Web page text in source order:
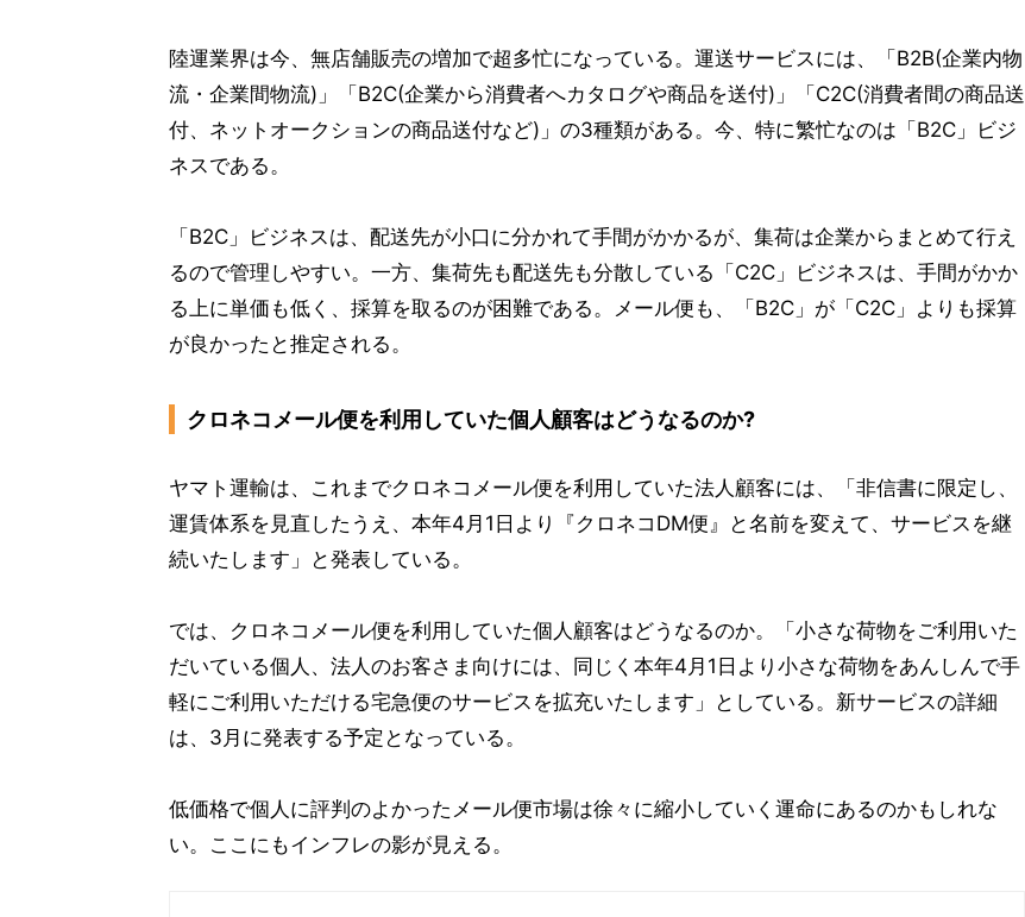
陸運業界は今、無店舗販売の増加で超多忙になっている。運送サービスには、「B2B(企業内物
流・企業間物流)」「B2C(企業から消費者へカタログや商品を送付)」「C2C(消費者間の商品送
付、ネットオークションの商品送付など)」の3種類がある。今、特に繁忙なのは「B2C」ビジ
ネスである。
「B2C」ビジネスは、配送先が小口に分かれて手間がかかるが、集荷は企業からまとめて行え
るので管理しやすい。一方、集荷先も配送先も分散している「C2C」ビジネスは、手間がかか
る上に単価も低く、採算を取るのが困難である。メール便も、「B2C」が「C2C」よりも採算
が良かったと推定される。
クロネコメール便を利用していた個人顧客はどうなるのか?
ヤマト運輸は、これまでクロネコメール便を利用していた法人顧客には、「非信書に限定し、
運賃体系を見直したうえ、本年4月1日より『クロネコDM便』と名前を変えて、サービスを継
続いたします」と発表している。
では、クロネコメール便を利用していた個人顧客はどうなるのか。「小さな荷物をご利用いた
だいている個人、法人のお客さま向けには、同じく本年4月1日より小さな荷物をあんしんで手
軽にご利用いただける宅急便のサービスを拡充いたします」としている。新サービスの詳細
は、3月に発表する予定となっている。
低価格で個人に評判のよかったメール便市場は徐々に縮小していく運命にあるのかもしれな
い。ここにもインフレの影が見える。